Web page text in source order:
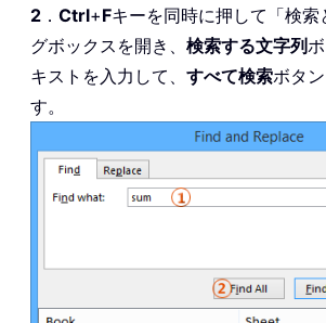
2 ． Ctrl+Fキーを同時に押して「検索
グボックスを開き、 検索する文字列
キストを入力して、 すべて検索ボタ
す。